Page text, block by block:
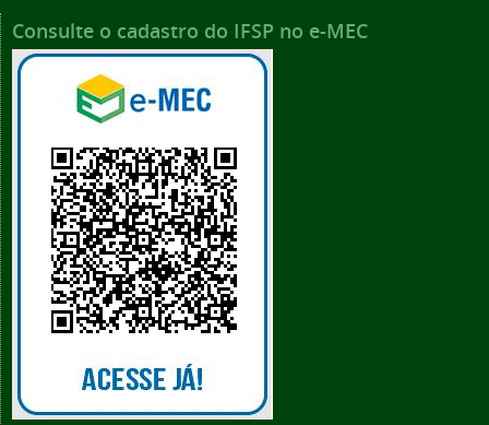
Consulte o cadastro do IFSP no e-MEC